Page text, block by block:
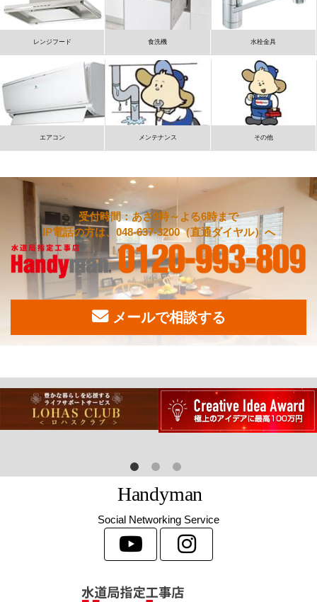
レンジフード 食洗機 水栓金具
エアコン メンテナンス その他
受付時間：あさ9時～よる6時まで
IP電話の方は、048-637-3200（直通ダイヤル）へ
メールで相談する
Handyman
Social Networking Service